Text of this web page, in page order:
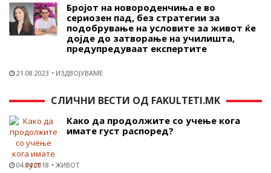
Бројот на новороденчиња е во
сериозен пад, без стратегии за
подобрување на условите за живот ќе
дојде до затворање на училишта,
предупредуваат експертите
21.08.2023 ИЗДВОЈУВАМЕ
СЛИЧНИ ВЕСТИ ОД FAKULTETI.MK
Како да продолжите со учење кога
имате густ распоред?
04.04.2018 ЖИВОТ